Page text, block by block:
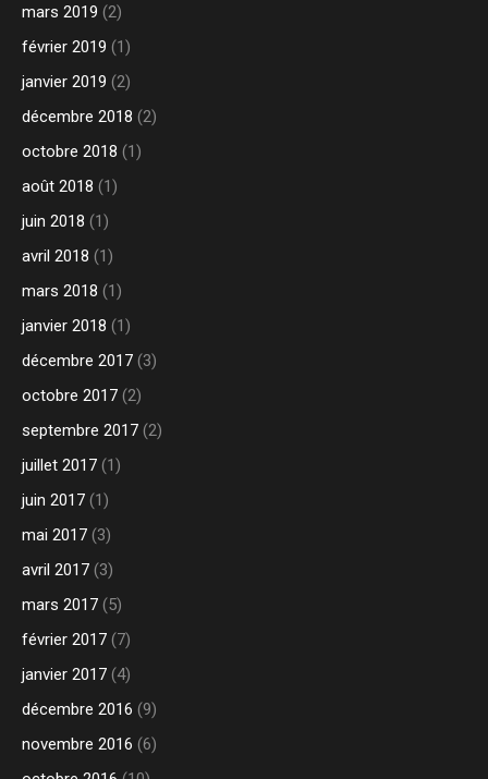
mars 2019 (2)
février 2019 (1)
janvier 2019 (2)
décembre 2018 (2)
octobre 2018 (1)
août 2018 (1)
juin 2018 (1)
avril 2018 (1)
mars 2018 (1)
janvier 2018 (1)
décembre 2017 (3)
octobre 2017 (2)
septembre 2017 (2)
juillet 2017 (1)
juin 2017 (1)
mai 2017 (3)
avril 2017 (3)
mars 2017 (5)
février 2017 (7)
janvier 2017 (4)
décembre 2016 (9)
novembre 2016 (6)